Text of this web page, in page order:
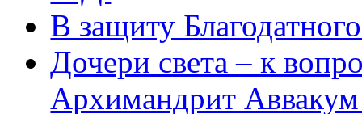
В защиту
Дочери света – к
Архимандрит